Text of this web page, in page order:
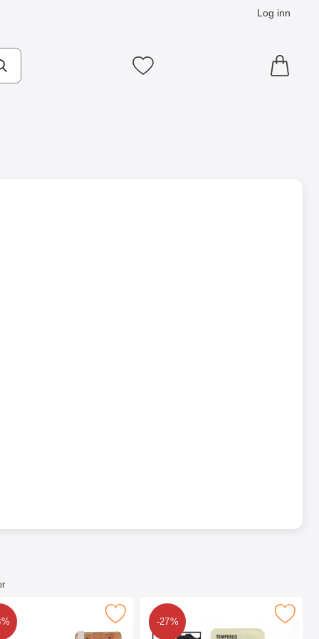
Log inn
Mine favoritter
som favorittSony Xperia XA (F3111) som favoritt
-27%
Merk full Frame Glassbeskyttelse Sony